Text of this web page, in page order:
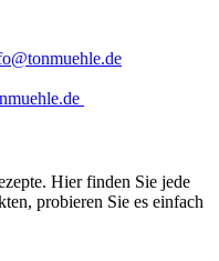
Hier finden Sie jede
probieren Sie es einfach